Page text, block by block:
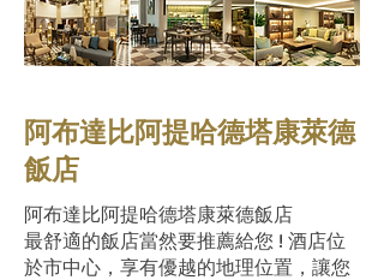
阿布達比阿提哈德塔康萊德
飯店
阿布達比阿提哈德塔康萊德飯店
最舒適的飯店當然要推薦給您 ! 酒店位
於市中心，享有優越的地理位置，讓您